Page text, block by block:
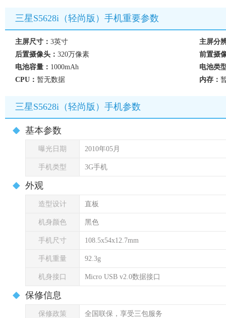
三星S5628i（轻尚版）手机重要参数
主屏尺寸： 3英寸
主屏分
后置摄像头： 320万像素
前置摄
电池容量： 1000mAh
电池类
CPU： 暂无数据 内存：
三星S5628i（轻尚版）手机参数
基本参数
曝光日期 2010年05月
手机类型 3G手机
外观
造型设计 直板
机身颜色 黑色
手机尺寸 108.5x54x12.7mm
手机重量 92.3g
机身接口 Micro USB v2.0数据接口
保修信息
保修政策 全国联保，享受三包服务